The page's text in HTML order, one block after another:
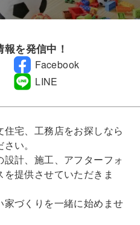
を発信中！
Facebook
LINE
宅、工務店をお探しなら
い。
計、施工、アフターフォ
提供させていただきま
家づくりを一緒に始めませ